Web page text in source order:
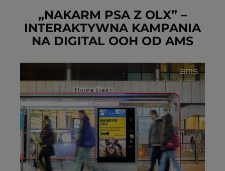
USUŃ ZE SCHOWKA
„NAKARM PSA Z OLX” –
INTERAKTYWNA KAMPANIA
NA DIGITAL OOH OD AMS